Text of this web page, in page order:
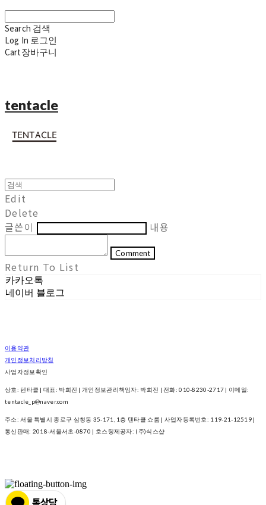
Search 검색
Log In 로그인
Cart장바구니
tentacle
Edit
Delete
글쓴이
내용
Comment
Return To List
카카오톡
네이버 블로그
이용약관
개인정보처리방침
사업자정보확인
상호: 텐타클 | 대표: 박희진 | 개인정보관리책임자: 박희진 | 전화: 010-8230-2717 | 이메일:
tentacle_p@naver.com
주소: 서울 특별시 종로구 삼청동 35-171, 1층 텐타클 쇼룸 | 사업자등록번호: 119-21-12519 |
통신판매: 2018-서울서초-0870 | 호스팅제공자: (주)식스샵